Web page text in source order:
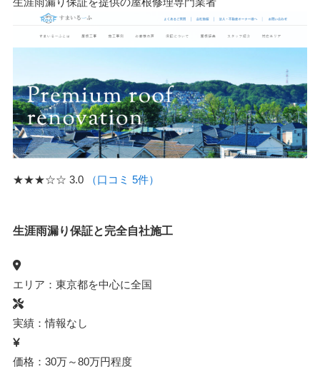
★★★☆☆ 3.0 （口コミ 5件）
生涯雨漏り保証と完全自社施工
エリア：東京都を中心に全国
実績：情報なし
価格：30万～80万円程度